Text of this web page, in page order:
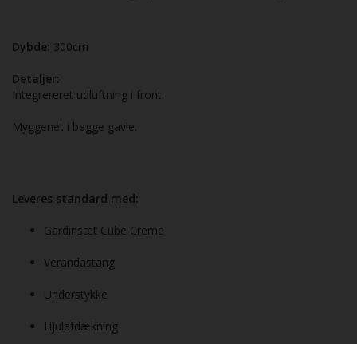
Dybde: 300cm
Detaljer:
Integrereret udluftning i front.
Myggenet i begge gavle.
Leveres standard med:
Gardinsæt Cube Creme
Verandastang
Understykke
Hjulafdækning